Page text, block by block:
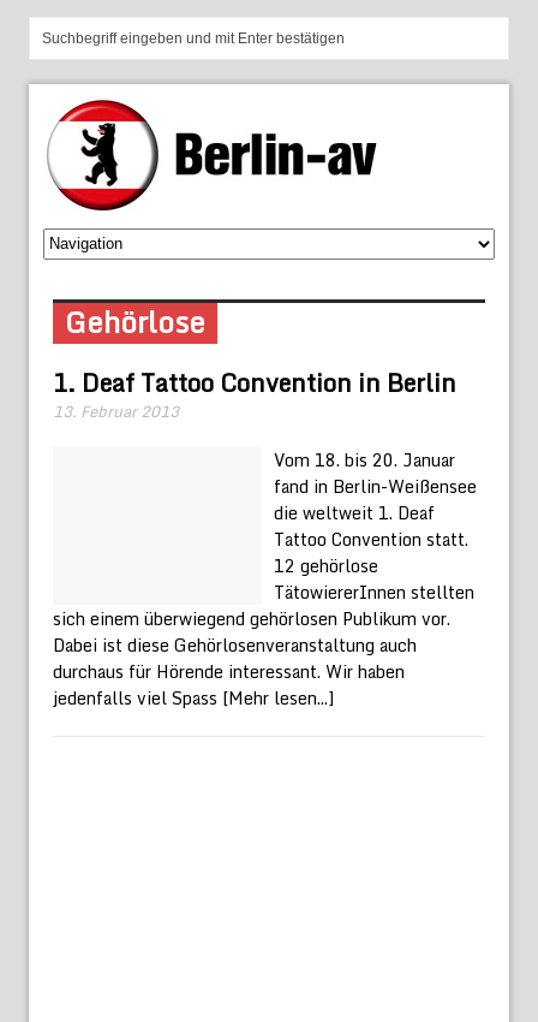
Gehörlose
1. Deaf Tattoo Convention in Berlin
13. Februar 2013
Vom 18. bis 20. Januar
fand in Berlin-Weißensee
die weltweit 1. Deaf
Tattoo Convention statt.
12 gehörlose
TätowiererInnen stellten
sich einem überwiegend gehörlosen Publikum vor.
Dabei ist diese Gehörlosenveranstaltung auch
durchaus für Hörende interessant. Wir haben
jedenfalls viel Spass [Mehr lesen...]